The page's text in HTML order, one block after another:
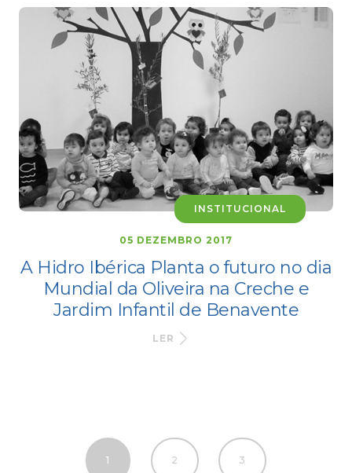
INSTITUCIONAL
05 DEZEMBRO 2017
A Hidro Ibérica Planta o futuro no dia
Mundial da Oliveira na Creche e
Jardim Infantil de Benavente
LER
1 2 3